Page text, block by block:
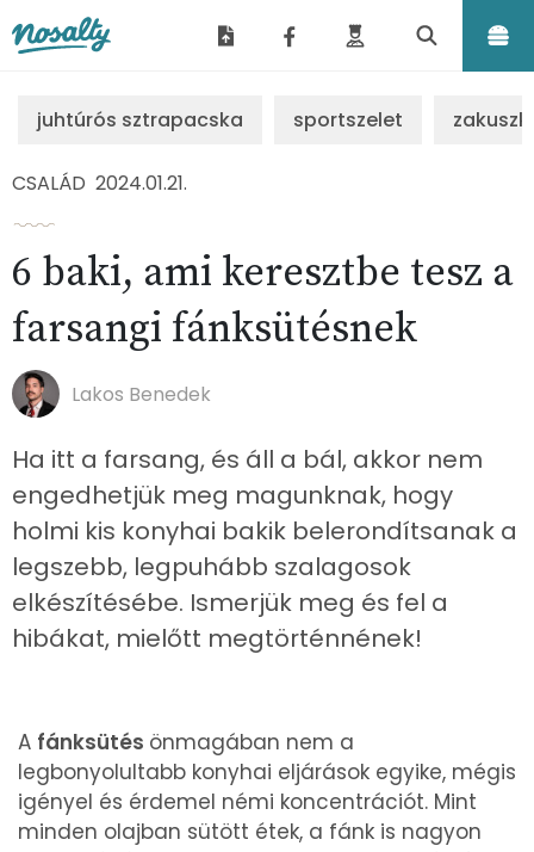
juhtúrós sztrapacska sportszelet
CSALÁD 2024.01.21.
6 baki, ami keresztbe tesz a
farsangi fánksütésnek
Lakos Benedek
Ha itt a farsang, és áll a bál, akkor nem
engedhetjük meg magunknak, hogy
holmi kis konyhai bakik belerondítsanak a
legszebb, legpuhább szalagosok
elkészítésébe. Ismerjük meg és fel a
hibákat, mielőtt megtörténnének!
A fánksütés önmagában nem a
legbonyolultabb konyhai eljárások egyike, mégis
igényel és érdemel némi koncentrációt. Mint
minden olajban sütött étek, a fánk is nagyon